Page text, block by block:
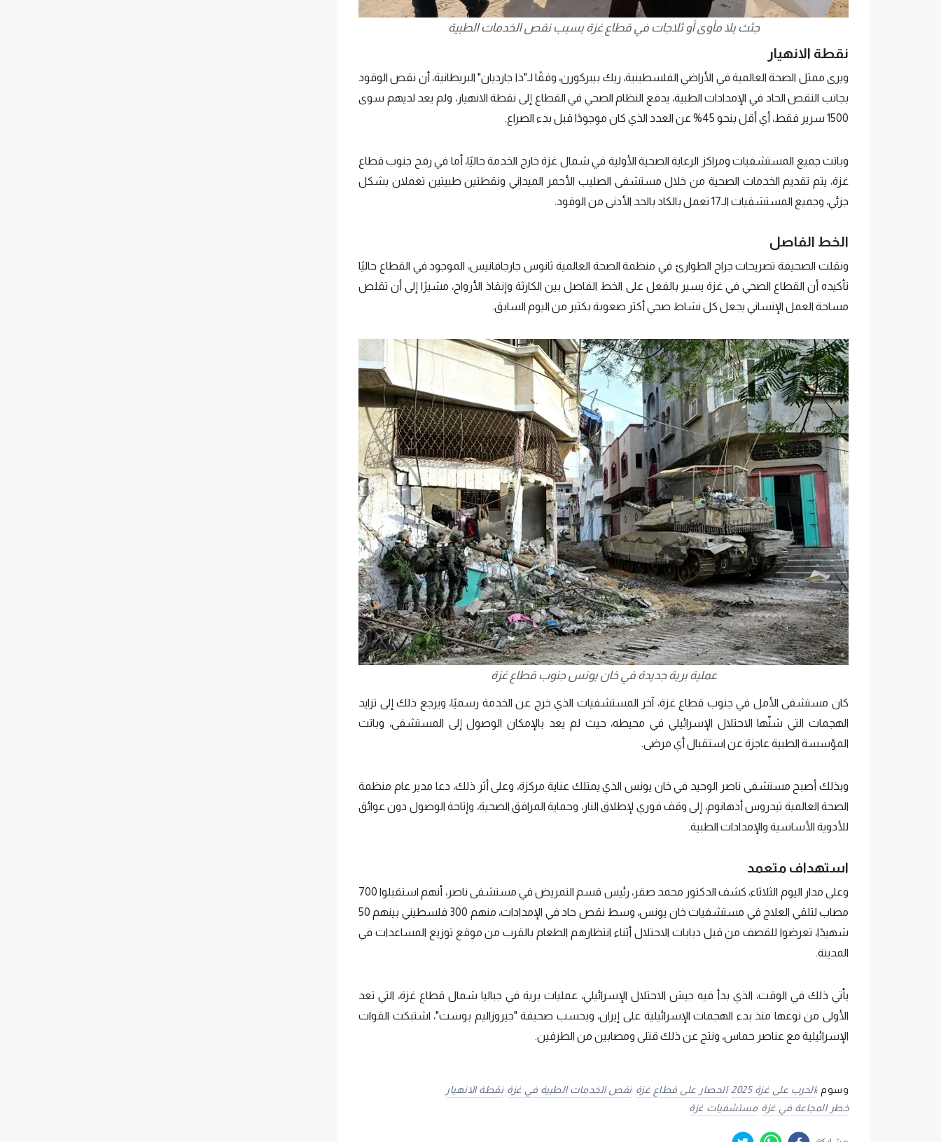
جثث بلا مأوى أو ثلاجات في قطاع غزة بسبب نقص الخدمات الطبية
نقطة الانهيار
ويرى ممثل الصحة العالمية في الأراضي الفلسطينية، ريك بيبركورن، وفقًا لـ"ذا جارديان" البريطانية، أن نقص الوقود
بجانب النقص الحاد في الإمدادات الطبية، يدفع النظام الصحي في القطاع إلى نقطة الانهيار، ولم يعد لديهم سوى
1500 سرير فقط، أي أقل بنحو 45% عن العدد الذي كان موجودًا قبل بدء الصراع.
وباتت جميع المستشفيات ومراكز الرعاية الصحية الأولية في شمال غزة خارج الخدمة حاليًا، أما في رفح جنوب قطاع
غزة، يتم تقديم الخدمات الصحية من خلال مستشفى الصليب الأحمر الميداني ونقطتين طبيتين تعملان بشكل
جزئي، وجميع المستشفيات الـ17 تعمل بالكاد بالحد الأدنى من الوقود.
الخط الفاصل
ونقلت الصحيفة تصريحات جراح الطوارئ في منظمة الصحة العالمية ثانوس جارجافانيس، الموجود في القطاع حاليًا
تأكيده أن القطاع الصحي في غزة يسير بالفعل على الخط الفاصل بين الكارثة وإنقاذ الأرواح، مشيرًا إلى أن تقلص
مساحة العمل الإنساني يجعل كل نشاط صحي أكثر صعوبة بكثير من اليوم السابق.
عملية برية جديدة في خان يونس جنوب قطاع غزة
كان مستشفى الأمل في جنوب قطاع غزة، آخر المستشفيات الذي خرج عن الخدمة رسميًا، ويرجع ذلك إلى تزايد
الهجمات التي شنّها الاحتلال الإسرائيلي في محيطه، حيث لم يعد بالإمكان الوصول إلى المستشفى، وباتت
المؤسسة الطبية عاجزة عن استقبال أي مرضى.
وبذلك أصبح مستشفى ناصر الوحيد في خان يونس الذي يمتلك عناية مركزة، وعلى أثر ذلك، دعا مدير عام منظمة
الصحة العالمية تيدروس أدهانوم، إلى وقف فوري لإطلاق النار، وحماية المرافق الصحية، وإتاحة الوصول دون عوائق
للأدوية الأساسية والإمدادات الطبية.
استهداف متعمد
وعلى مدار اليوم الثلاثاء، كشف الدكتور محمد صقر، رئيس قسم التمريض في مستشفى ناصر، أنهم استقبلوا 700
مصاب لتلقي العلاج في مستشفيات خان يونس، وسط نقص حاد في الإمدادات، منهم 300 فلسطيني بينهم 50
شهيدًا، تعرضوا للقصف من قبل دبابات الاحتلال أثناء انتظارهم الطعام بالقرب من موقع توزيع المساعدات في
المدينة.
يأتي ذلك في الوقت، الذي بدأ فيه جيش الاحتلال الإسرائيلي، عمليات برية في جباليا شمال قطاع غزة، التي تعد
الأولى من نوعها منذ بدء الهجمات الإسرائيلية على إيران، وبحسب صحيفة "جيروزاليم بوست"، اشتبكت القوات
الإسرائيلية مع عناصر حماس، ونتج عن ذلك قتلى ومصابين من الطرفين.
وسوم :الحرب على غزة 2025 الحصار على قطاع غزة نقص الخدمات الطبية في غزة نقطة الانهيار
خطر المجاعة في غزة مستشفيات غزة